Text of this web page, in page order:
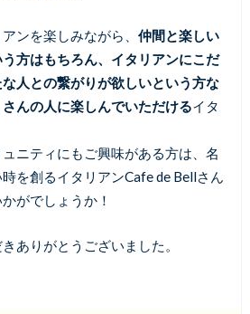
ンを楽しみながら、 仲間と楽しい
方はもちろん、イタリアンにこだ
人との繋がりが欲しいという方な
んの人に楽しんでいただけるイタ
ニティにもご興味がある方は、名
を創るイタリアンCafe de Bellさん
がでしょうか！
ありがとうございました。